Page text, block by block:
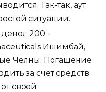
Так-так, аут
ситуации.
200 -
Ишимбай,
Челны. Погашение
за счет средств
своей